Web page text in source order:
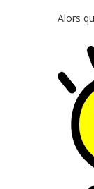
Alors